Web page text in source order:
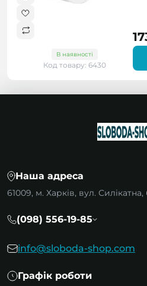
В наявності
Код товару: 6430
Наша адреса
61009, м. Харків, вул. Силікатна,
(098) 556-19-85
info@sloboda-shop.com
Графік роботи